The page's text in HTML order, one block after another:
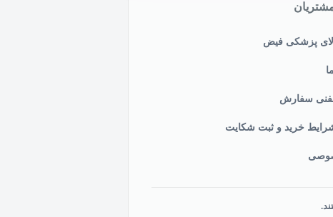
پزشکی فیض
سفارش
شرایط خرید و ثبت شکایت